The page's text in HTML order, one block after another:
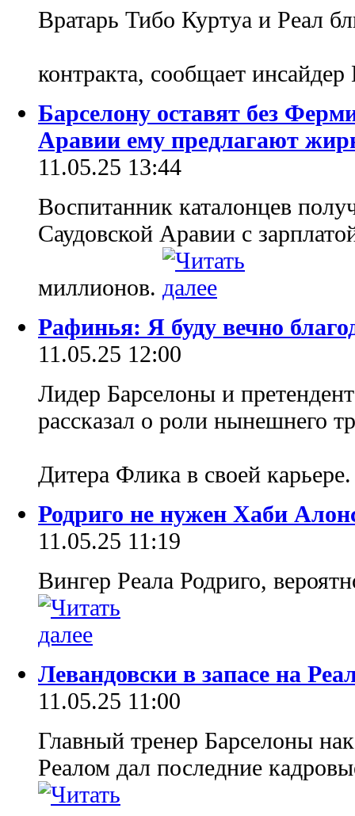
Вратарь Тибо Куртуа и Реал
контракта, сообщает
Барселону оставят без
Аравии ему предлагают
11.05.25 13:44
Воспитанник каталонцев
Саудовской Аравии с
миллионов.
Рафинья: Я буду вечно
11.05.25 12:00
Лидер Барселоны и
рассказал о роли нынешнего
Дитера Флика в своей
Родриго не нужен Хаби
11.05.25 11:19
Вингер Реала Родриго,
Левандовски в запасе на
11.05.25 11:00
Главный тренер Барселоны
Реалом дал последние